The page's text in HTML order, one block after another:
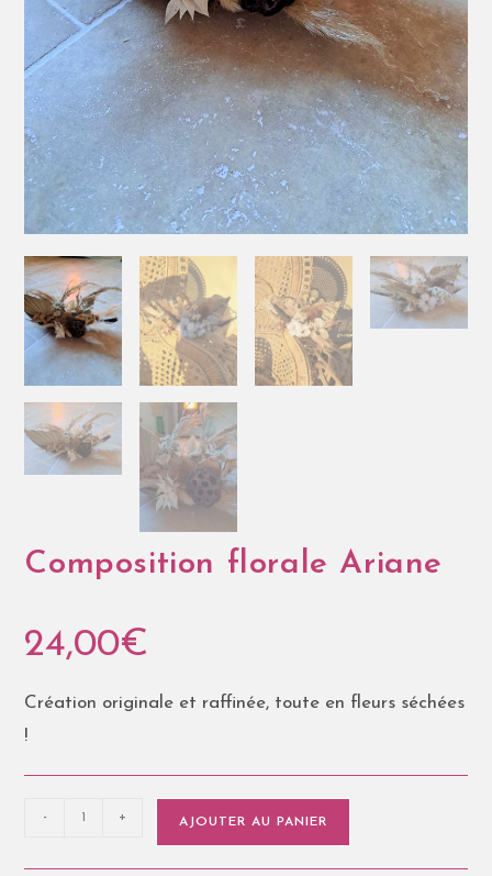
Composition florale Ariane
24,00€
Création originale et raffinée, toute en fleurs séchées
!
- + AJOUTER AU PANIER